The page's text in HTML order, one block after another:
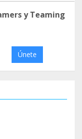
y Teaming
Únete